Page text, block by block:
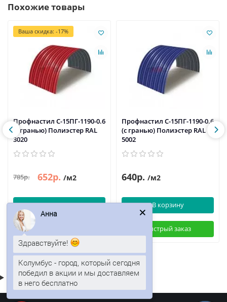
Похожие товары
Ваша скидка: -17%
Профнастил С-15ПГ-1190-0.6
(с гранью) Полиэстер RAL
3020
785р. 652р. /м2
В корзину
Профнастил С-15ПГ-1190-0.6
(с гранью) Полиэстер RAL
5002
640р. /м2
В корзину
Быстрый заказ
Анна
Здравствуйте!
Колумбус - город, который сегодня
победил в акции и мы доставляем
в него бесплатно